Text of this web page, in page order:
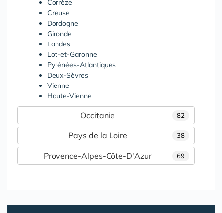
Corrèze
Creuse
Dordogne
Gironde
Landes
Lot-et-Garonne
Pyrénées-Atlantiques
Deux-Sèvres
Vienne
Haute-Vienne
82
Occitanie
38
Pays de la Loire
69
Provence-Alpes-Côte-D'Azur